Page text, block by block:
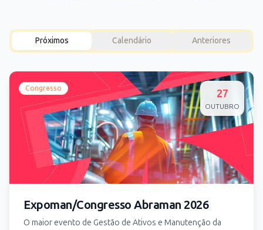
Próximos Calendário Anteriores
Congresso 27
OUTUBRO
Expoman/Congresso Abraman 2026
O maior evento de Gestão de Ativos e Manutenção da